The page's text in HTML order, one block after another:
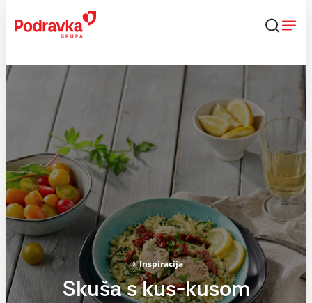
content
Inspiracija
Skuša s kus-kusom